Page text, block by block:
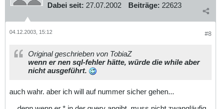
Dabei seit: 27.07.2002 Beiträge: 22623
#8
04.12.2003, 15:12
Original geschrieben von TobiaZ
wenn er nen sql-fehler hätte, würde die while aber
nicht ausgeführt.
auch wahr. aber ich will auf nummer sicher gehen...